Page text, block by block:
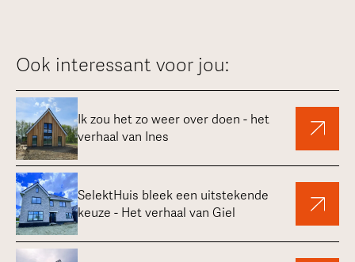
Ook interessant voor jou:
Ik zou het zo weer over doen - het
verhaal van Ines
SelektHuis bleek een uitstekende
keuze - Het verhaal van Giel